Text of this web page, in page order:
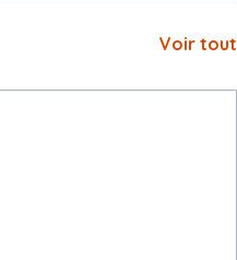
Voir tout